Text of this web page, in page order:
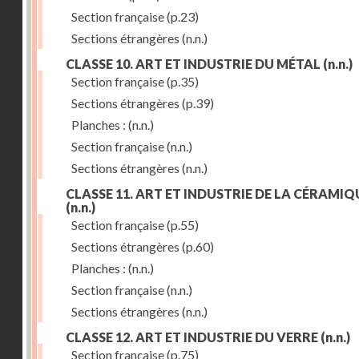
Section française(p.23)
Sections étrangères (n.n.)
CLASSE 10. ART ET INDUSTRIE DU MÉTAL (n.n.)
Section française(p.35)
Sections étrangères (p.39)
Planches : (n.n.)
Section française(n.n.)
Sections étrangères (n.n.)
CLASSE 11. ART ET INDUSTRIE DE LA
(n.n.)
Section française(p.55)
Sections étrangères (p.60)
Planches : (n.n.)
Section française(n.n.)
Sections étrangères (n.n.)
CLASSE 12. ART ET INDUSTRIE DU VERRE (n.n.)
Section française(p.75)